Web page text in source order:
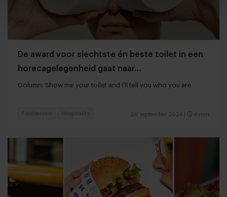
De award voor slechtste én beste toilet in een
horecagelegenheid gaat naar…
Column: Show me your toilet and I’ll tell you who you are
29 september 2024 4 min
Foodservice Hospitality